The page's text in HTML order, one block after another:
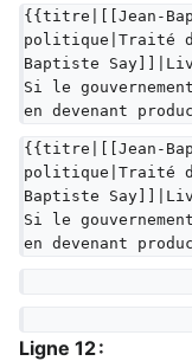
{{titre|[[Jean-
politique|Traité
Baptiste
Si le
en devenant
{{titre|[[Jean-
politique|Traité
Baptiste
Si le
en devenant
Ligne 12 :